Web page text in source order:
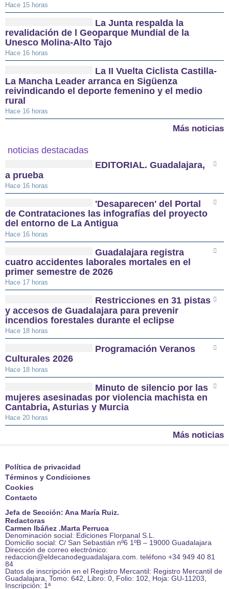
Hace 15 horas
La Junta respalda la
revalidación de l Geoparque Mundial de la
Unesco Molina-Alto Tajo
Hace 16 horas
La II Vuelta Ciclista Castilla-
La Mancha Leader arranca en Sigüenza
reivindicando el deporte femenino y el medio
rural
Hace 16 horas
Más noticias
noticias destacadas
EDITORIAL. Guadalajara,
a prueba
Hace 16 horas
'Desaparecen' del Portal
de Contrataciones las infografías del proyecto
del entorno de La Antigua
Hace 16 horas
Guadalajara registra
cuatro accidentes laborales mortales en el
primer semestre de 2026
Hace 17 horas
Restricciones en 31 pistas
y accesos de Guadalajara para prevenir
incendios forestales durante el eclipse
Hace 18 horas
Programación Veranos
Culturales 2026
Hace 18 horas
Minuto de silencio por las
mujeres asesinadas por violencia machista en
Cantabria, Asturias y Murcia
Hace 20 horas
Más noticias
Política de privacidad
Términos y Condiciones
Cookies
Contacto
Jefa de Sección: Ana María Ruiz.
Redactoras
Carmen Ibáñez .Marta Perruca
Denominación social: Ediciones Florpanal S.L.
Domicilio social: C/ San Sebastián nº6 1ºB – 19000 Guadalajara
Dirección de correo electrónico:
redaccion@eldecanodeguadalajara.com. teléfono +34 949 40 81
84
Datos de inscripción en el Registro Mercantil: Registro Mercantil de
Guadalajara, Tomo: 642, Libro: 0, Folio: 102, Hoja: GU-11203,
Inscripción: 1ª